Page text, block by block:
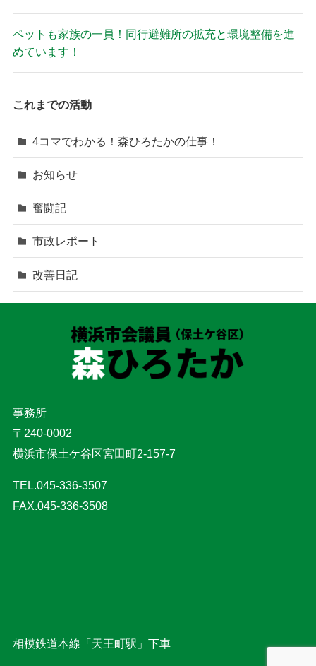
ペットも家族の一員！同行避難所の拡充と環境整備を進
めています！
これまでの活動
4コマでわかる！森ひろたかの仕事！
お知らせ
奮闘記
市政レポート
改善日記
事務所
〒240-0002
横浜市保土ケ谷区宮田町2-157-7
TEL.045-336-3507
FAX.045-336-3508
相模鉄道本線「天王町駅」下車